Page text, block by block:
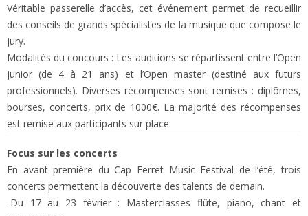
Véritable passerelle d’accès, cet événement permet de recueillir
des conseils de grands spécialistes de la musique que compose le
jury.
Modalités du concours : Les auditions se répartissent entre l’Open
junior (de 4 à 21 ans) et l’Open master (destiné aux futurs
professionnels). Diverses récompenses sont remises : diplômes,
bourses, concerts, prix de 1000€. La majorité des récompenses
est remise aux participants sur place.
Focus sur les concerts
En avant première du Cap Ferret Music Festival de l’été, trois
concerts permettent la découverte des talents de demain.
-Du 17 au 23 février : Masterclasses flûte, piano, chant et